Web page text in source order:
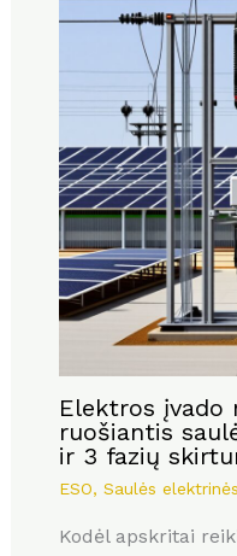
Elektros įvado
ruošiantis
ir 3 fazių
ESO, Saulės elektrinės
Kodėl apskritai